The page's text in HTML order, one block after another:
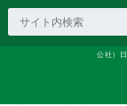
公社）